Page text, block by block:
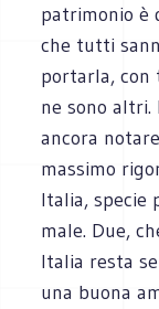
patrimonio è
che tutti
portarla, con
ne sono altri.
ancora
massimo
Italia, specie
male. Due,
Italia resta
una buona